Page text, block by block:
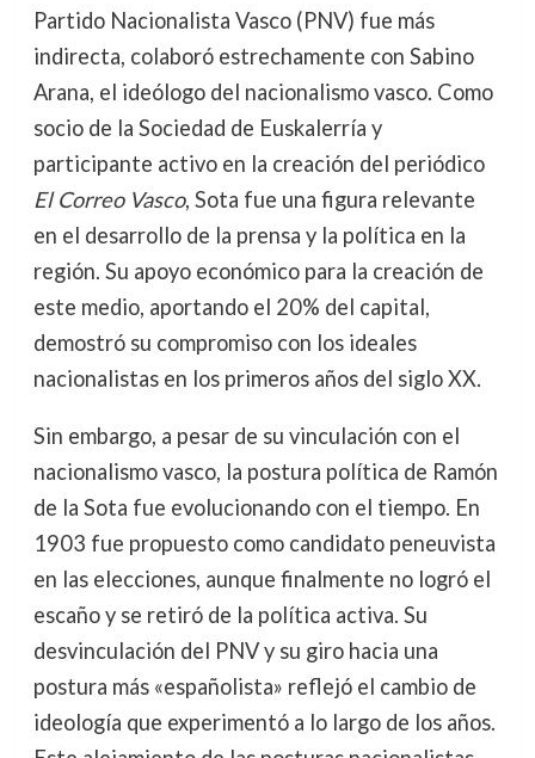
Partido Nacionalista Vasco (PNV) fue más
indirecta, colaboró estrechamente con Sabino
Arana, el ideólogo del nacionalismo vasco. Como
socio de la Sociedad de Euskalerría y
participante activo en la creación del periódico
El Correo Vasco, Sota fue una figura relevante
en el desarrollo de la prensa y la política en la
región. Su apoyo económico para la creación de
este medio, aportando el 20% del capital,
demostró su compromiso con los ideales
nacionalistas en los primeros años del siglo XX.
Sin embargo, a pesar de su vinculación con el
nacionalismo vasco, la postura política de Ramón
de la Sota fue evolucionando con el tiempo. En
1903 fue propuesto como candidato peneuvista
en las elecciones, aunque finalmente no logró el
escaño y se retiró de la política activa. Su
desvinculación del PNV y su giro hacia una
postura más «españolista» reflejó el cambio de
ideología que experimentó a lo largo de los años.